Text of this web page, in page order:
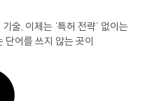
술, 이제는 ‘특허 전략’ 없이는
어를 쓰지 않는 곳이